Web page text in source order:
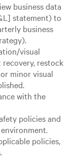
business data
statement) to
business
visual
restock
minor visual
with the
policies and
policies,